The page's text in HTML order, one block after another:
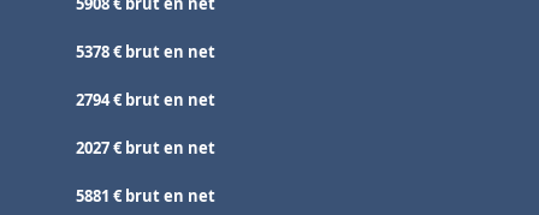
5378 € brut en net
2794 € brut en net
2027 € brut en net
5881 € brut en net